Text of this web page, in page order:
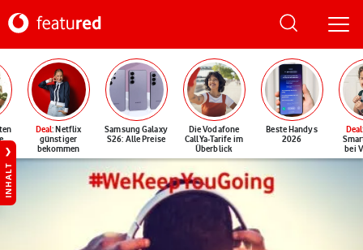
Deal: Netflix
günstiger
bekommen
Samsung Galaxy
S26: Alle Preise
Die Vodafone
CallYa-Tarife im
Überblick
Beste Handys
2026
Deal
bei
INHALT